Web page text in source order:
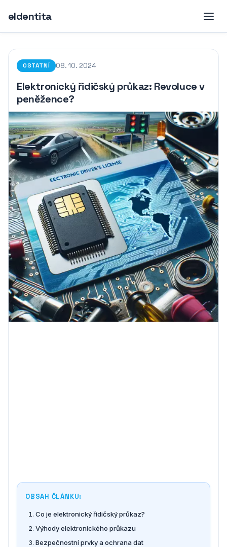
eIdentita
OSTATNÍ 08. 10. 2024
Elektronický řidičský průkaz: Revoluce v
peněžence?
OBSAH ČLÁNKU:
Co je elektronický řidičský průkaz?
Výhody elektronického průkazu
Bezpečnostní prvky a ochrana dat